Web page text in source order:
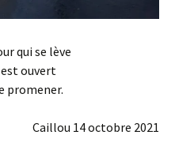
qui se lève
ouvert
promener.
Caillou 14 octobre 2021